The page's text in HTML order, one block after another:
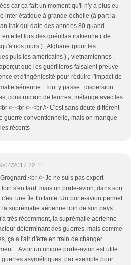
car ça fait un moment qu'il n'y a plus eu
inter étatique à grande échelle (à part la
irak qui date des années 80 quand
en effet lors des guérillas irakienne ( de
nos jours ) , Afghane (pour les
puis les américains ) , vietnamiennes ,
que les guérilleros faisaient preuve
et d'ingéniosité pour réduire l'impact de
aérienne . Tout y passe : dispersion
construction de leurres, mélange avec les
/> <br /> <br /> C'est sans doute différent
guerre conventionnelle, mais on manque
récents
04/2017 22:11
/> Je ne suis pas expert
s'en faut, mais un porte-avion, dans son
c'est une île flottante. Un porte-avion permet
la suprématie aérienne loin de son pays.
très récemment, la suprématie aérienne
déterminant des guerres, mais comme
ça a l'air d'être en train de changer
Avoir un unique porte-avion est utile
guerres asymétriques, par exemple pour